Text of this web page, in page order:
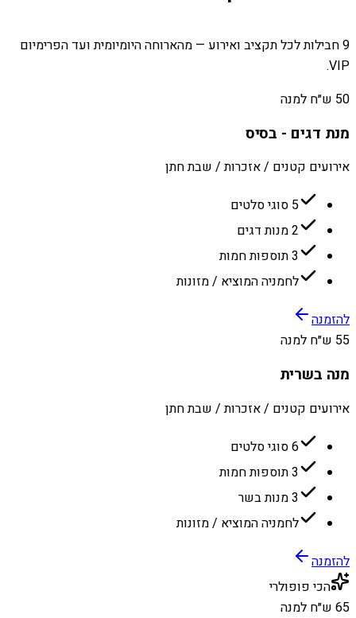
9 חבילות לכל תקציב ואירוע — מהארוחה היומיומית ועד הפרימיום
VIP.
50 ש״ח למנה
מנת דגים - בסיס
אירועים קטנים / אזכרות / שבת חתן
5 סוגי סלטים
2 מנות דגים
3 תוספות חמות
לחמניה המוציא / מזונות
להזמנה
55 ש״ח למנה
מנה בשרית
אירועים קטנים / אזכרות / שבת חתן
6 סוגי סלטים
3 תוספות חמות
3 מנות בשר
לחמניה המוציא / מזונות
להזמנה
הכי פופולרי
65 ש״ח למנה